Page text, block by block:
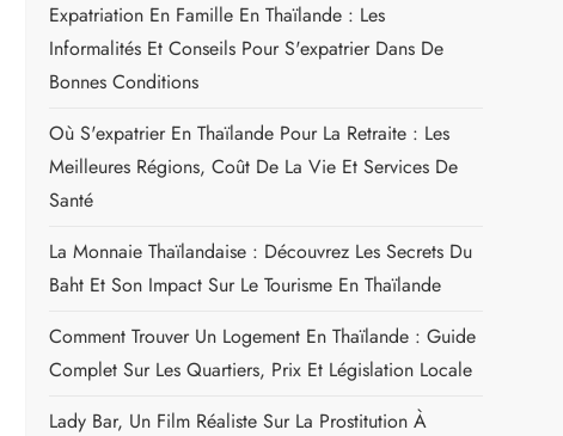
Expatriation En Famille En Thaïlande : Les
Informalités Et Conseils Pour S'expatrier Dans De
Bonnes Conditions
Où S'expatrier En Thaïlande Pour La Retraite : Les
Meilleures Régions, Coût De La Vie Et Services De
Santé
La Monnaie Thaïlandaise : Découvrez Les Secrets Du
Baht Et Son Impact Sur Le Tourisme En Thaïlande
Comment Trouver Un Logement En Thaïlande : Guide
Complet Sur Les Quartiers, Prix Et Législation Locale
Lady Bar, Un Film Réaliste Sur La Prostitution À